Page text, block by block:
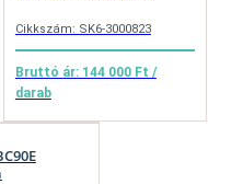
Cikkszám: SK6-3000823
Bruttó ár: 144 000 Ft /
darab